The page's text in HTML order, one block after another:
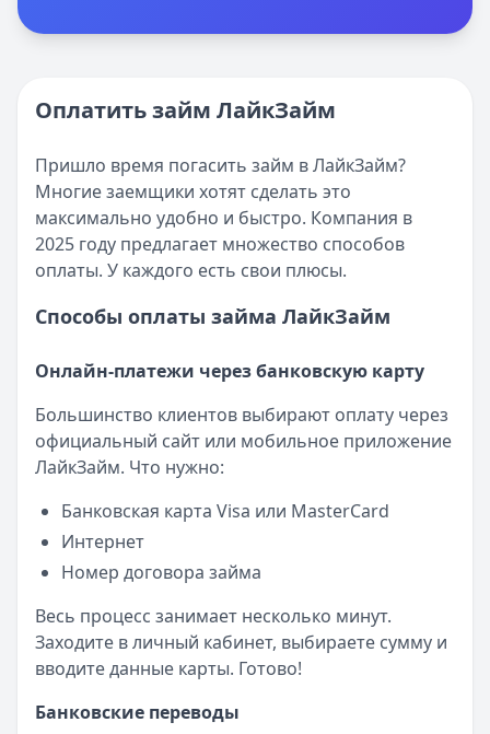
Оплатить займ ЛайкЗайм
Пришло время погасить займ в ЛайкЗайм?
Многие заемщики хотят сделать это
максимально удобно и быстро. Компания в
2025 году предлагает множество способов
оплаты. У каждого есть свои плюсы.
Способы оплаты займа ЛайкЗайм
Онлайн-платежи через банковскую карту
Большинство клиентов выбирают оплату через
официальный сайт или мобильное приложение
ЛайкЗайм. Что нужно:
Банковская карта Visa или MasterCard
Интернет
Номер договора займа
Весь процесс занимает несколько минут.
Заходите в личный кабинет, выбираете сумму и
вводите данные карты. Готово!
Банковские переводы